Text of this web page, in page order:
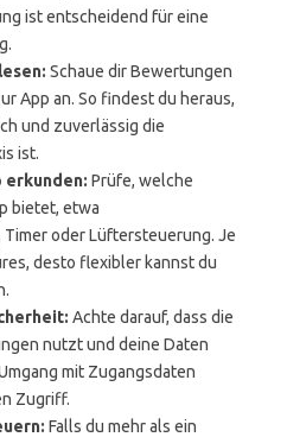
ist entscheidend für eine
Schaue dir Bewertungen
App an. So findest du heraus,
und zuverlässig die
ist.
erkunden: Prüfe, welche
bietet, etwa
oder Lüftersteuerung. Je
desto flexibler kannst du
Achte darauf, dass die
nutzt und deine Daten
mit Zugangsdaten
Zugriff.
Falls du mehr als ein